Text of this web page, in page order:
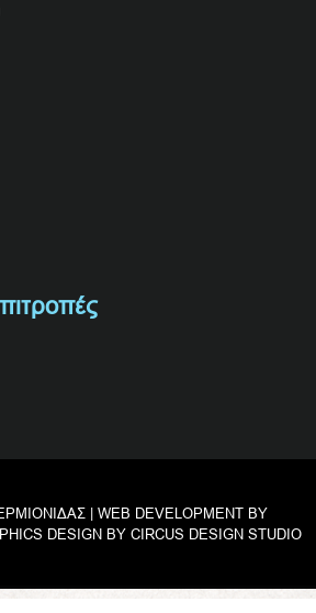
| WEB DEVELOPMENT BY
DESIGN BY CIRCUS DESIGN STUDIO